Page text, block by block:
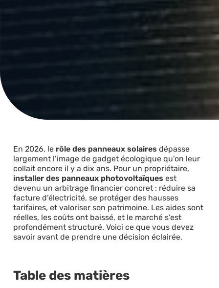
En 2026, le rôle des panneaux solaires dépasse
largement l’image de gadget écologique qu’on leur
collait encore il y a dix ans. Pour un propriétaire,
installer des panneaux photovoltaïques est
devenu un arbitrage financier concret : réduire sa
facture d’électricité, se protéger des hausses
tarifaires, et valoriser son patrimoine. Les aides sont
réelles, les coûts ont baissé, et le marché s’est
profondément structuré. Voici ce que vous devez
savoir avant de prendre une décision éclairée.
Table des matières